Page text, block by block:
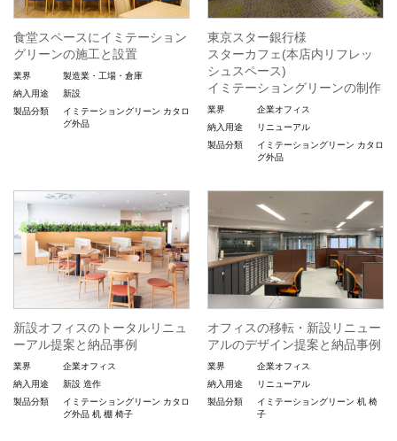
食堂スペースにイミテーション
グリーンの施工と設置
業界
製造業・工場・倉庫
納入用途
新設
製品分類
イミテーショングリーン カタロ
グ外品
東京スター銀行様
スターカフェ(本店内リフレッ
シュスペース)
イミテーショングリーンの制作
業界
企業オフィス
納入用途
リニューアル
製品分類
イミテーショングリーン カタロ
グ外品
新設オフィスのトータルリニュ
ーアル提案と納品事例
業界
企業オフィス
納入用途
新設 造作
製品分類
イミテーショングリーン カタロ
グ外品 机 棚 椅子
オフィスの移転・新設リニュー
アルのデザイン提案と納品事例
業界
企業オフィス
納入用途
リニューアル
製品分類
イミテーショングリーン 机 椅
子